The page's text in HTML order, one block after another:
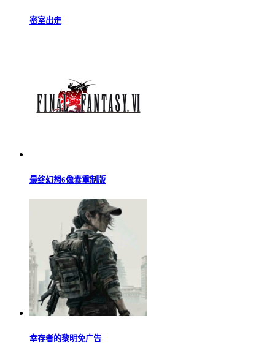
密室出走
最终幻想6像素重制版
幸存者的黎明免广告